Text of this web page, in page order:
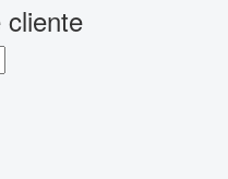
cliente